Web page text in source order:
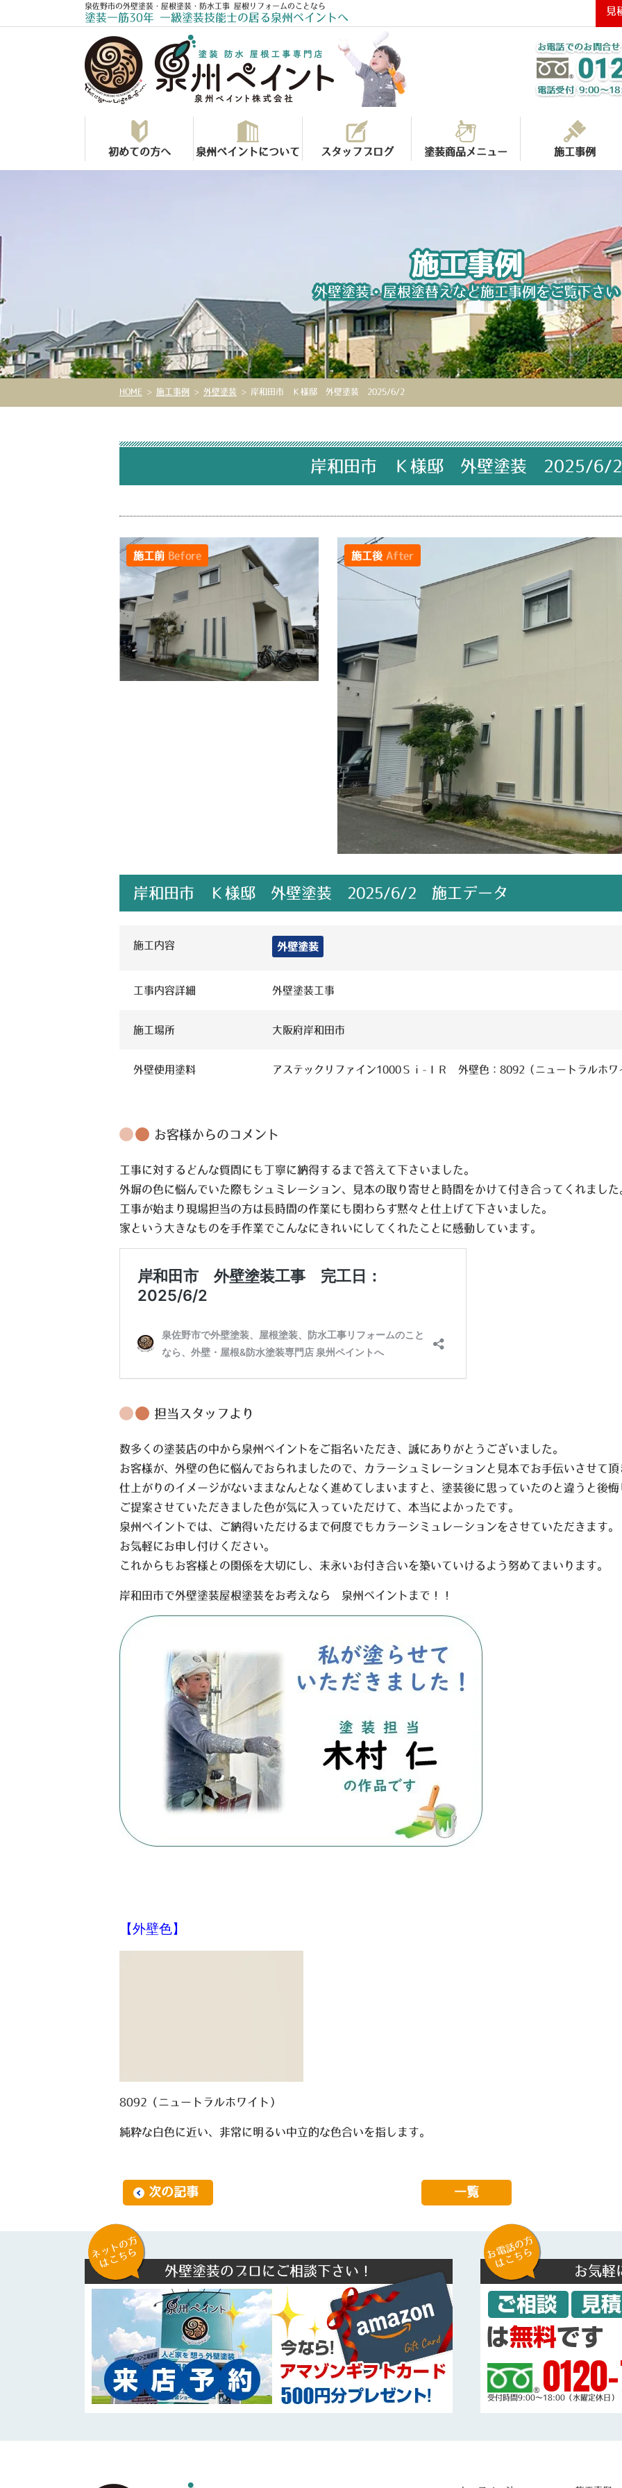
泉佐野市の外壁塗装・屋根塗装・防水工事 屋根リフォームのことなら
塗装一筋30年 一級塗装技能士の居る泉州ペイントへ
見
初めての方へ 泉州ペイントについて スタッフブログ 塗装商品メニュー 施工事例
施工事例
外壁塗装・屋根塗替えなど施工事例をご覧下さい
HOME > 施工事例 > 外壁塗装 > 岸和田市 Ｋ様邸 外壁塗装 2025/6/2
岸和田市 Ｋ様邸 外壁塗装 2025/6/2
施工後 After
施工前 Before
岸和田市 Ｋ様邸 外壁塗装 2025/6/2 施工データ
施工内容 外壁塗装
工事内容詳細 外壁塗装工事
施工場所 大阪府岸和田市
外壁使用塗料 アステックリファイン1000Ｓｉ-ＩＲ 外壁色：8092（ニュートラルホワ
お客様からのコメント
工事に対するどんな質問にも丁寧に納得するまで答えて下さいました。
外塀の色に悩んでいた際もシュミレーション、見本の取り寄せと時間をかけて付き合ってくれました
工事が始まり現場担当の方は長時間の作業にも関わらず黙々と仕上げて下さいました。
家という大きなものを手作業でこんなにきれいにしてくれたことに感動しています。
担当スタッフより
数多くの塗装店の中から泉州ペイントをご指名いただき、誠にありがとうございました。
お客様が、外壁の色に悩んでおられましたので、カラーシュミレーションと見本でお手伝いさせて頂
仕上がりのイメージがないままなんとなく進めてしまいますと、塗装後に思っていたのと違うと後悔
ご提案させていただきました色が気に入っていただけて、本当によかったです。
泉州ペイントでは、ご納得いただけるまで何度でもカラーシミュレーションをさせていただきます。
お気軽にお申し付けください。
これからもお客様との関係を大切にし、末永いお付き合いを築いていけるよう努めてまいります。
岸和田市で外壁塗装屋根塗装をお考えなら 泉州ペイントまで！！
【外壁色】
8092（ニュートラルホワイト）
純粋な白色に近い、非常に明るい中立的な色合いを指します。
次の記事 一覧
ネットの方
はこちら
外壁塗装のプロにご相談下さい！
お電話の方
はこちら
お気軽
受付時間9:00～18:00（水曜定休日）